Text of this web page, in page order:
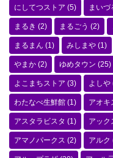
にしてつストア (5) まいづ
まるき (2) まるごう (2)
まるまん (1) みしまや (1)
やまか (2) ゆめタウン (25)
よこまちストア (3) よしや
わたなべ生鮮館 (1) アオキ
アスタラビスタ (1) アック
アマノパークス (2) アルク